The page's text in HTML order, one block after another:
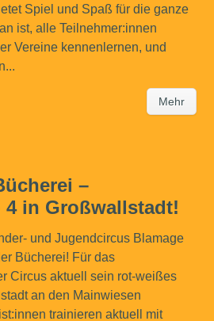
Spiel und Spaß für die ganze
ist, alle Teilnehmer:innen
Vereine kennenlernen, und
Mehr
–
4 in Großwallstadt!
und Jugendcircus Blamage
Bücherei! Für das
Circus aktuell sein rot-weißes
an den Mainwiesen
trainieren aktuell mit